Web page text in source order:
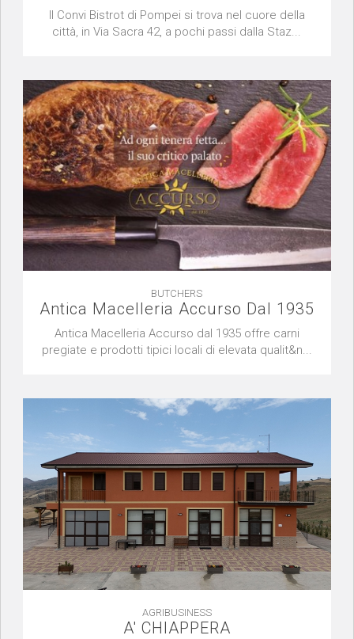
Il Convi Bistrot di Pompei si trova nel cuore della
città, in Via Sacra 42, a pochi passi dalla Staz...
BUTCHERS
Antica Macelleria Accurso Dal 1935
Antica Macelleria Accurso dal 1935 offre carni
pregiate e prodotti tipici locali di elevata qualit&n...
AGRIBUSINESS
A' CHIAPPERA